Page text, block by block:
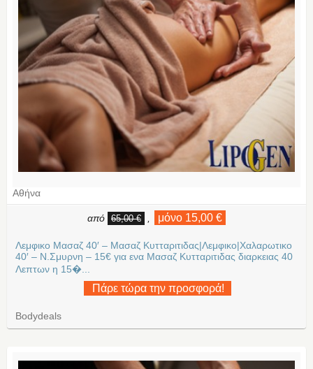
Αθήνα
από 65,00 € μόνο 15,00 €
Λεμφικο Μασαζ 40′ – Μασαζ Κυτταριτιδας|Λεμφικο|Χαλαρωτικο
40′ – Ν.Σμυρνη – 15€ για ενα Μασαζ Κυτταριτιδας διαρκειας 40
Λεπτων η 15�...
Πάρε τώρα την προσφορά!
Bodydeals